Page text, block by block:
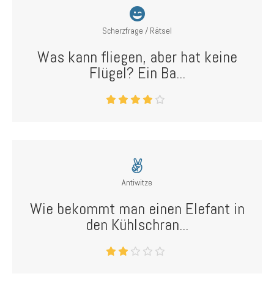
Scherzfrage / Rätsel
Was kann fliegen, aber hat keine
Flügel? Ein Ba...
Antiwitze
Wie bekommt man einen Elefant in
den Kühlschran...